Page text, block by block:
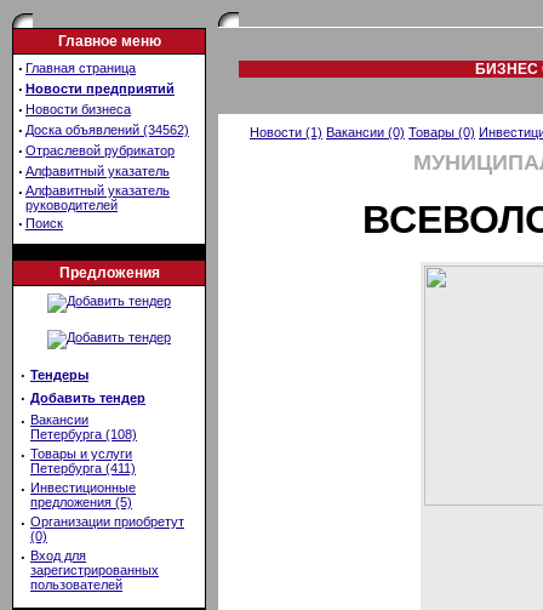
Главное меню
· Главная страница
· Новости предприятий
· Новости бизнеса
· Доска объявлений (34562)
· Отраслевой рубрикатор
· Алфавитный указатель
· Алфавитный указатель
руководителей
· Поиск
Предложения
· Тендеры
· Добавить тендер
· Вакансии
Петербурга (108)
· Товары и услуги
Петербурга (411)
· Инвестиционные
предложения (5)
· Организации приобретут
(0)
· Вход для
зарегистрированных
пользователей
БИЗНЕС
Новости (1) Вакансии (0) Товары (0)